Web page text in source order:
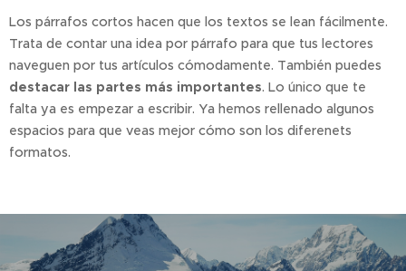
Los párrafos cortos hacen que los textos se lean fácilmente.
Trata de contar una idea por párrafo para que tus lectores
naveguen por tus artículos cómodamente. También puedes
destacar las partes más importantes. Lo único que te
falta ya es empezar a escribir. Ya hemos rellenado algunos
espacios para que veas mejor cómo son los diferenets
formatos.